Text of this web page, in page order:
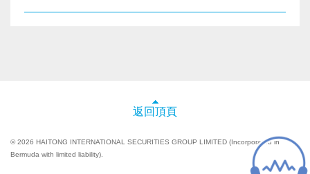
返回頂頁
© 2026 HAITONG INTERNATIONAL SECURITIES GROUP LIMITED (Incorporated in
Bermuda with limited liability).